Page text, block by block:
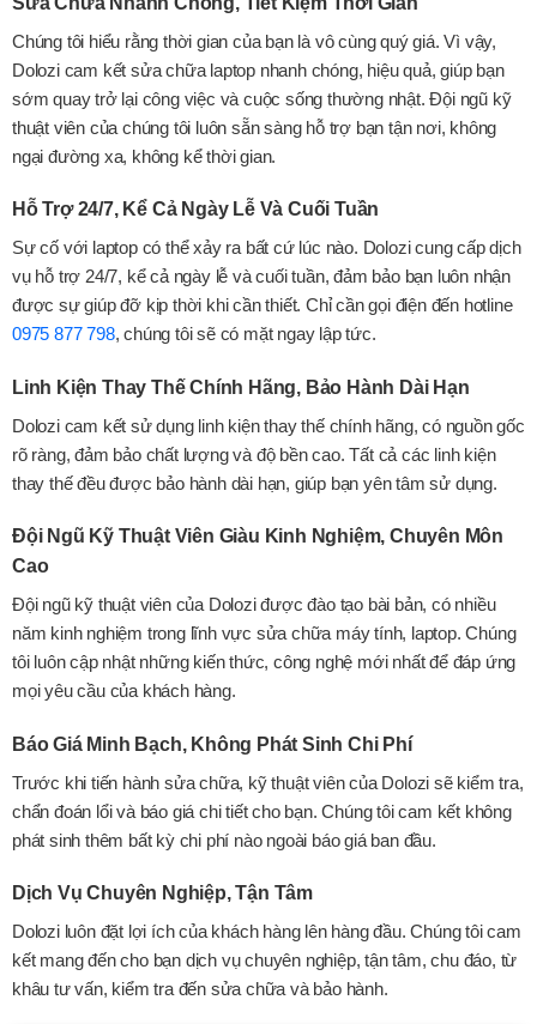
Chúng tôi hiểu rằng thời gian của bạn là vô cùng quý giá. Vì vậy,
Dolozi cam kết sửa chữa laptop nhanh chóng, hiệu quả, giúp bạn
sớm quay trở lại công việc và cuộc sống thường nhật. Đội ngũ kỹ
thuật viên của chúng tôi luôn sẵn sàng hỗ trợ bạn tận nơi, không
ngại đường xa, không kể thời gian.
Hỗ Trợ 24/7, Kể Cả Ngày Lễ Và Cuối Tuần
Sự cố với laptop có thể xảy ra bất cứ lúc nào. Dolozi cung cấp dịch
vụ hỗ trợ 24/7, kể cả ngày lễ và cuối tuần, đảm bảo bạn luôn nhận
được sự giúp đỡ kịp thời khi cần thiết. Chỉ cần gọi điện đến hotline
0975 877 798, chúng tôi sẽ có mặt ngay lập tức.
Linh Kiện Thay Thế Chính Hãng, Bảo Hành Dài Hạn
Dolozi cam kết sử dụng linh kiện thay thế chính hãng, có nguồn gốc
rõ ràng, đảm bảo chất lượng và độ bền cao. Tất cả các linh kiện
thay thế đều được bảo hành dài hạn, giúp bạn yên tâm sử dụng.
Đội Ngũ Kỹ Thuật Viên Giàu Kinh Nghiệm, Chuyên Môn
Cao
Đội ngũ kỹ thuật viên của Dolozi được đào tạo bài bản, có nhiều
năm kinh nghiệm trong lĩnh vực sửa chữa máy tính, laptop. Chúng
tôi luôn cập nhật những kiến thức, công nghệ mới nhất để đáp ứng
mọi yêu cầu của khách hàng.
Báo Giá Minh Bạch, Không Phát Sinh Chi Phí
Trước khi tiến hành sửa chữa, kỹ thuật viên của Dolozi sẽ kiểm tra,
chẩn đoán lổi và báo giá chi tiết cho bạn. Chúng tôi cam kết không
phát sinh thêm bất kỳ chi phí nào ngoài báo giá ban đầu.
Dịch Vụ Chuyên Nghiệp, Tận Tâm
Dolozi luôn đặt lợi ích của khách hàng lên hàng đầu. Chúng tôi cam
kết mang đến cho bạn dịch vụ chuyên nghiệp, tận tâm, chu đáo, từ
khâu tư vấn, kiểm tra đến sửa chữa và bảo hành.